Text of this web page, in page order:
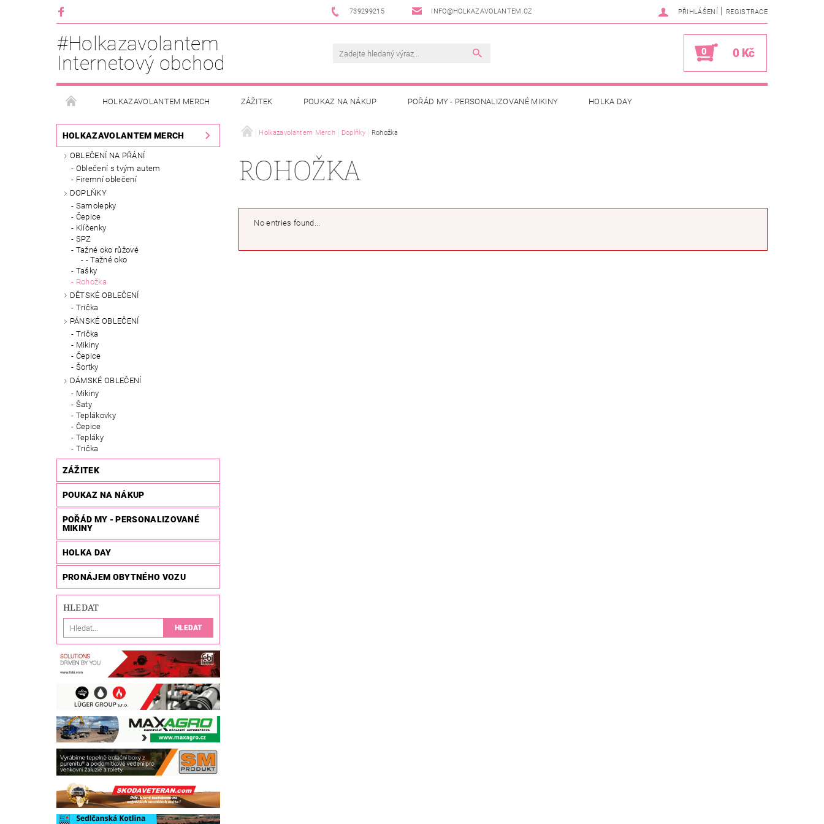
739299215 INFO@HOLKAZAVOLANTEM.CZ PŘIHLÁŠENÍ | REGISTRACE
#Holkazavolantem
Internetový obchod
0 0 Kč
HOLKAZAVOLANTEM MERCH ZÁŽITEK POUKAZ NA NÁKUP POŘÁD MY - PERSONALIZOVANÉ MIKINY HOLKA DAY
PRONÁJEM OBYTNÉHO VOZU KONTAKTNÁ ÚDAJE OBCHODNÍ PODMÍNKY
HOLKAZAVOLANTEM MERCH
OBLEČENÍ NA PŘÁNÍ
Oblečení s tvým autem
Firemní oblečení
DOPLŇKY
Samolepky
Čepice
Klíčenky
SPZ
Tažné oko růžové
- Tažné oko
Tašky
Rohožka
DĚTSKÉ OBLEČENÍ
Trička
PÁNSKÉ OBLEČENÍ
Trička
Mikiny
Čepice
Šortky
DÁMSKÉ OBLEČENÍ
Mikiny
Šaty
Teplákovky
Čepice
Tepláky
Trička
ZÁŽITEK
POUKAZ NA NÁKUP
POŘÁD MY - PERSONALIZOVANÉ
MIKINY
HOLKA DAY
PRONÁJEM OBYTNÉHO VOZU
HLEDAT
Holkazavolantem Merch Doplňky Rohožka
ROHOŽKA
No entries found...